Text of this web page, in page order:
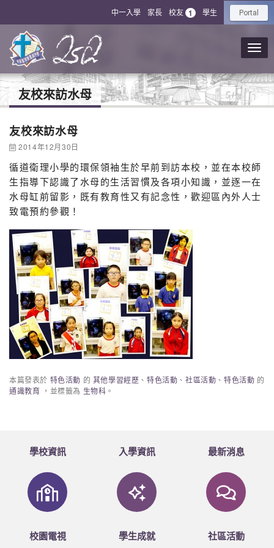
中一入學 家長 校友 1 學生 Portal
友校來訪水母
友校來訪水母
2014年12月30日
循道衛理小學的環保領袖生於早前到訪本校，並在本校師
生指導下認識了水母的生活習慣及各項小知識，並逐一在
水母缸前留影，既有教育性又有記念性，歡迎區內外人士
致電預約參觀！
本篇發表於 特色活動 的 其他學習經歷 、特色活動 、社區活動 、特色活動 的
通識教育 ，並標籤為 生物科 。
學校資訊 入學資訊 最新消息
校園電視 學生成就 社區活動